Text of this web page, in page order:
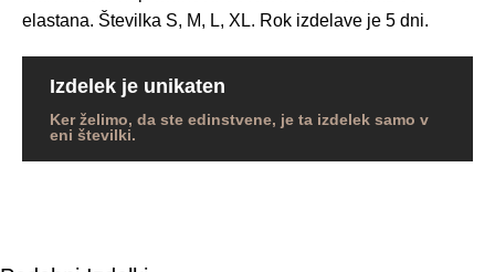
elastana. Številka S, M, L, XL. Rok izdelave je 5 dni.
Izdelek je unikaten
Ker želimo, da ste edinstvene, je ta izdelek samo v
eni številki.